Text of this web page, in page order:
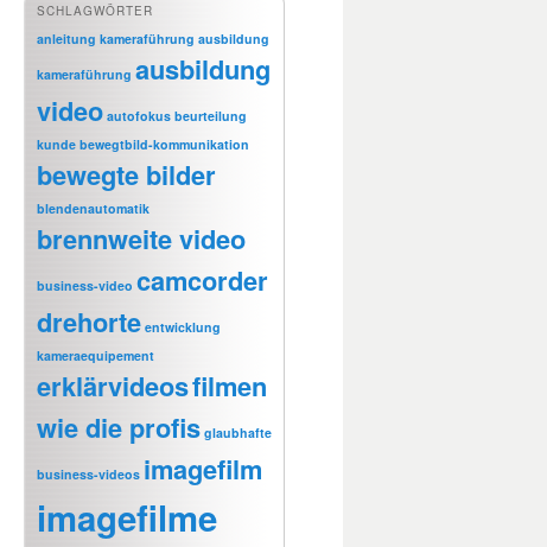
SCHLAGWÖRTER
anleitung kameraführung ausbildung
kameraführung ausbildung
video autofokus beurteilung
kunde bewegtbild-kommunikation
bewegte bilder
blendenautomatik
brennweite video
business-video camcorder
drehorte entwicklung
kameraequipement
erklärvideosfilmen
wie die profis glaubhafte
business-videos imagefilm
imagefilme